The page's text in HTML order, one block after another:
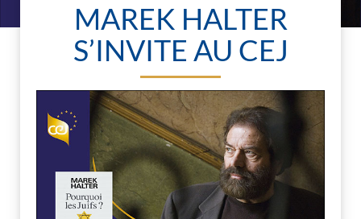
MAREK HALTER
S’INVITE AU CEJ